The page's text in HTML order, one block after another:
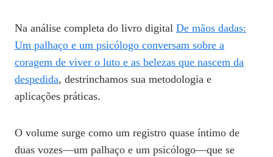
Na análise completa do livro digital De mãos dadas:
Um palhaço e um psicólogo conversam sobre a
coragem de viver o luto e as belezas que nascem da
despedida, destrinchamos sua metodologia e
aplicações práticas.
O volume surge como um registro quase íntimo de
duas vozes—um palhaço e um psicólogo—que se